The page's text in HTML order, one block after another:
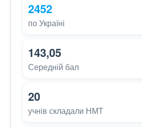
2452
по Україні
143,05
Середній бал
20
учнів складали НМТ